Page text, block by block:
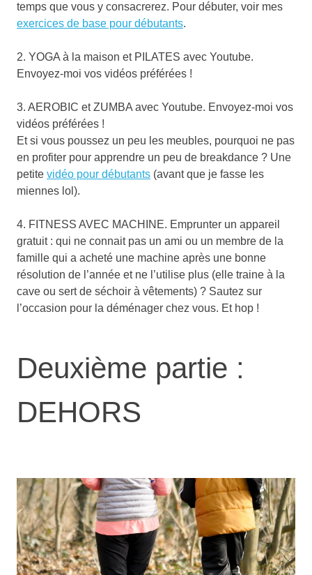
temps que vous y consacrerez. Pour débuter, voir mes
exercices de base pour débutants.
2. YOGA à la maison et PILATES avec Youtube.
Envoyez-moi vos vidéos préférées !
3. AEROBIC et ZUMBA avec Youtube. Envoyez-moi vos
vidéos préférées !
Et si vous poussez un peu les meubles, pourquoi ne pas
en profiter pour apprendre un peu de breakdance ? Une
petite vidéo pour débutants (avant que je fasse les
miennes lol).
4. FITNESS AVEC MACHINE. Emprunter un appareil
gratuit : qui ne connait pas un ami ou un membre de la
famille qui a acheté une machine après une bonne
résolution de l’année et ne l’utilise plus (elle traine à la
cave ou sert de séchoir à vêtements) ? Sautez sur
l’occasion pour la déménager chez vous. Et hop !
Deuxième partie :
DEHORS